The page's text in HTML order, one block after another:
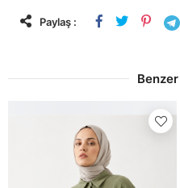
Paylaş :